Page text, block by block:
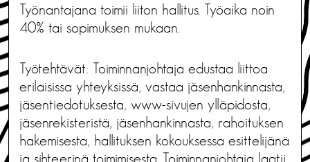
Työnantajana toimii liiton hallitus. Työaika noin
40% tai sopimuksen mukaan.
Työtehtävät: Toiminnanjohtaja edustaa liittoa
erilaisissa yhteyksissä, vastaa jäsenhankinnasta,
jäsentiedotuksesta, www-sivujen ylläpidosta,
jäsenrekisteristä, jäsenhankinnasta, rahoituksen
hakemisesta, hallituksen kokouksessa esittelijänä
ja sihteerinä toimimisesta. Toiminnanjohtaja laatii